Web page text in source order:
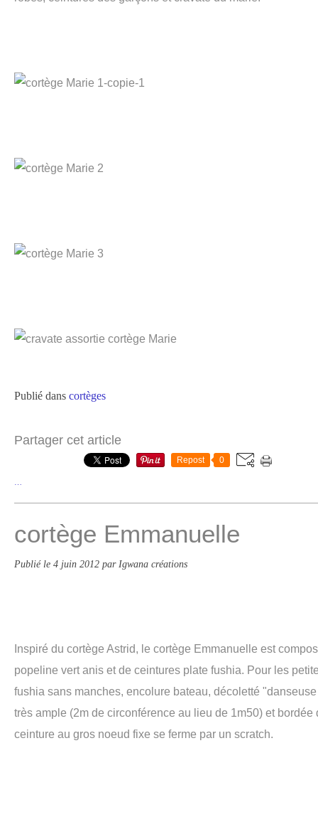
Publié dans cortèges
Partager cet article
Repost 0
cortège Emmanuelle
Publié le 4 juin 2012 par Igwana créations
Inspiré du cortège Astrid, le cortège Emmanuelle est
popeline vert anis et de ceintures plate fushia. Pour les
fushia sans manches, encolure bateau, décoletté
très ample (2m de circonférence au lieu de 1m50) et bordée
ceinture au gros noeud fixe se ferme par un scratch.